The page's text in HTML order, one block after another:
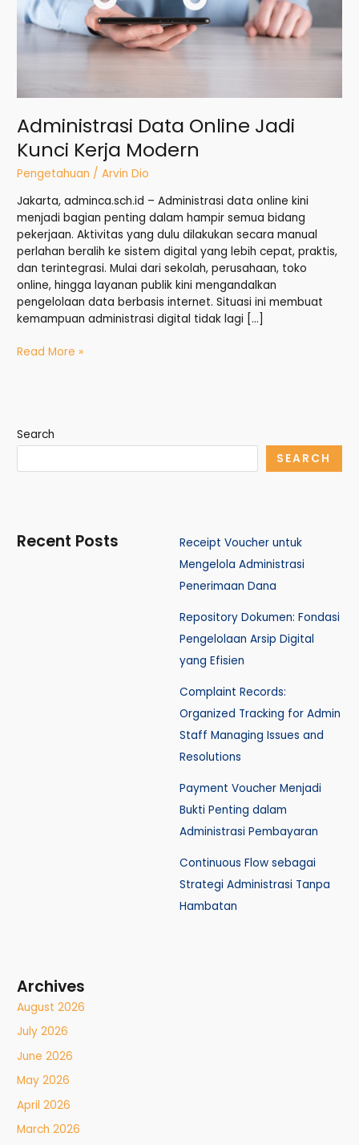
Administrasi Data Online Jadi
Kunci Kerja Modern
Pengetahuan /Arvin Dio
Jakarta, adminca.sch.id – Administrasi data online kini
menjadi bagian penting dalam hampir semua bidang
pekerjaan. Aktivitas yang dulu dilakukan secara manual
perlahan beralih ke sistem digital yang lebih cepat, praktis,
dan terintegrasi. Mulai dari sekolah, perusahaan, toko
online, hingga layanan publik kini mengandalkan
pengelolaan data berbasis internet. Situasi ini membuat
kemampuan administrasi digital tidak lagi […]
Read More »
Search
SEARCH
Recent Posts
Receipt Voucher untuk
Mengelola Administrasi
Penerimaan Dana
Repository Dokumen: Fondasi
Pengelolaan Arsip Digital
yang Efisien
Complaint Records:
Organized Tracking for Admin
Staff Managing Issues and
Resolutions
Payment Voucher Menjadi
Bukti Penting dalam
Administrasi Pembayaran
Continuous Flow sebagai
Strategi Administrasi Tanpa
Hambatan
Archives
August 2026
July 2026
June 2026
May 2026
April 2026
March 2026